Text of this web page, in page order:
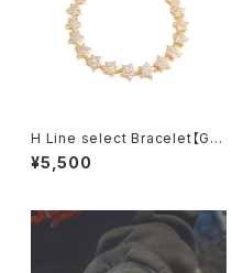
H Line select Bracelet【Gol
d Star】
¥5,500